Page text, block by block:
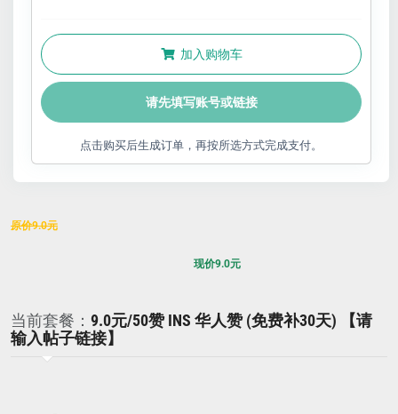
加入购物车
请先填写账号或链接
点击购买后生成订单，再按所选方式完成支付。
原价9.0元
现价9.0元
当前套餐： 9.0元/50赞 INS 华人赞 (免费补30天) 【请
输入帖子链接】